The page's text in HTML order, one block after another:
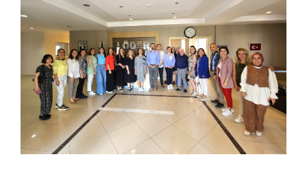
SÜRDÜRÜLEBILIRLIK
MEDYA MERKEZI